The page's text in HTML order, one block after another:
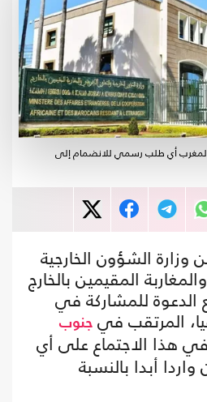
المغرب أي طلب رسمي للانضمام إلى
الشؤون الخارجية
المقيمين بالخارج
الدعوة للمشاركة في
المرتقب في جنوب
هذا الاجتماع على أي
أبدا بالنسبة